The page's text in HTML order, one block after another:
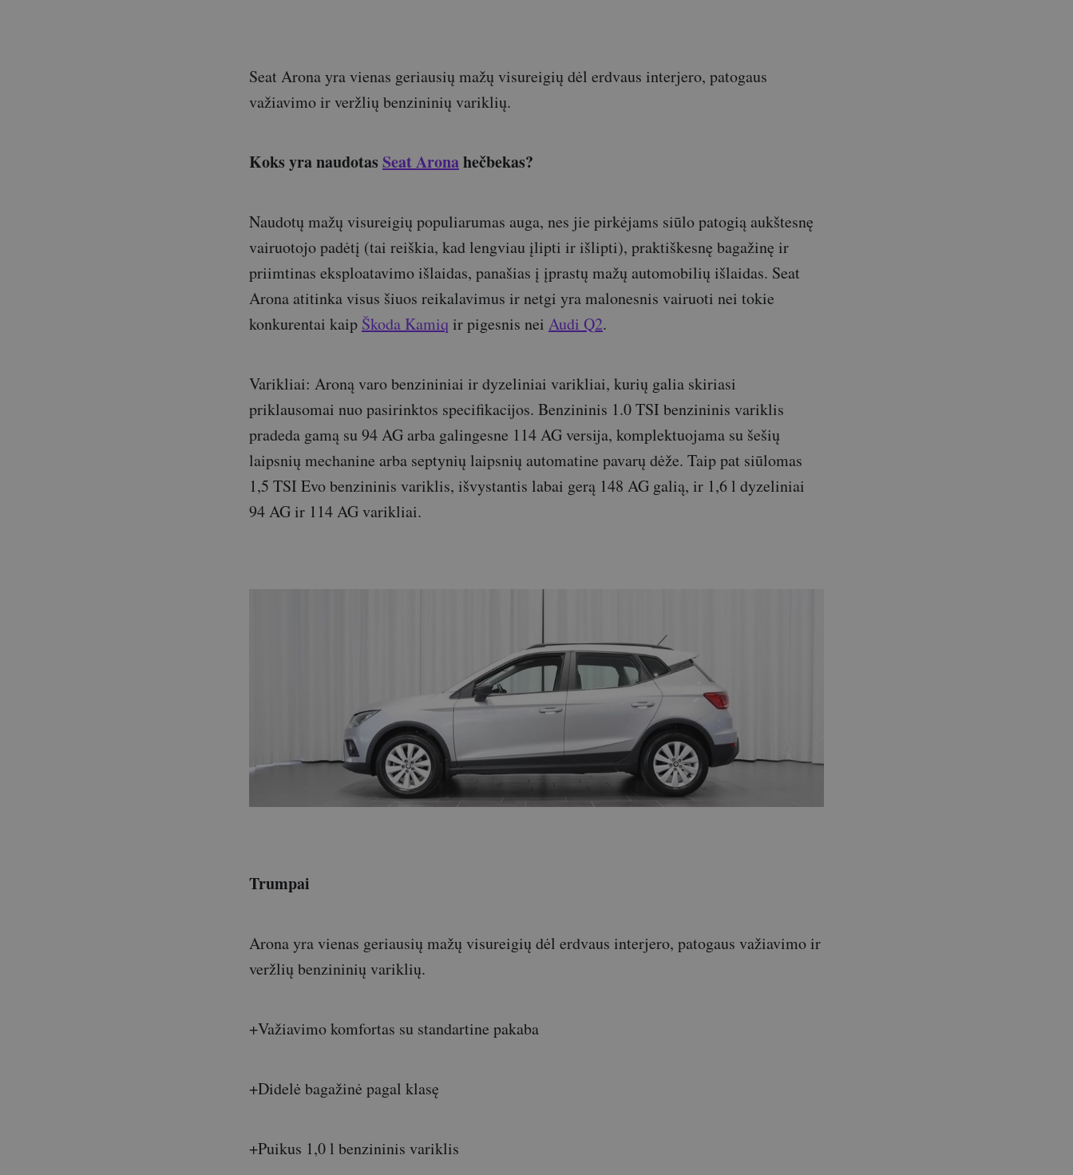
Seat Arona yra vienas geriausių mažų visureigių dėl erdvaus interjero, patogaus
važiavimo ir veržlių benzininių variklių.
Koks yra naudotas Seat Aronahečbekas?
Naudotų mažų visureigių populiarumas auga, nes jie pirkėjams siūlo patogią aukštesnę
vairuotojo padėtį (tai reiškia, kad lengviau įlipti ir išlipti), praktiškesnę bagažinę ir
priimtinas eksploatavimo išlaidas, panašias į įprastų mažų automobilių išlaidas. Seat
Arona atitinka visus šiuos reikalavimus ir netgi yra malonesnis vairuoti nei tokie
konkurentai kaip Škoda Kamiq ir pigesnis nei Audi Q2.
Varikliai: Aroną varo benzininiai ir dyzeliniai varikliai, kurių galia skiriasi
priklausomai nuo pasirinktos specifikacijos. Benzininis 1.0 TSI benzininis variklis
pradeda gamą su 94 AG arba galingesne 114 AG versija, komplektuojama su šešių
laipsnių mechanine arba septynių laipsnių automatine pavarų dėže. Taip pat siūlomas
1,5 TSI Evo benzininis variklis, išvystantis labai gerą 148 AG galią, ir 1,6 l dyzeliniai
94 AG ir 114 AG varikliai.
Trumpai
Arona yra vienas geriausių mažų visureigių dėl erdvaus interjero, patogaus važiavimo ir
veržlių benzininių variklių.
+Važiavimo komfortas su standartine pakaba
+Didelė bagažinė pagal klasę
+Puikus 1,0 l benzininis variklis